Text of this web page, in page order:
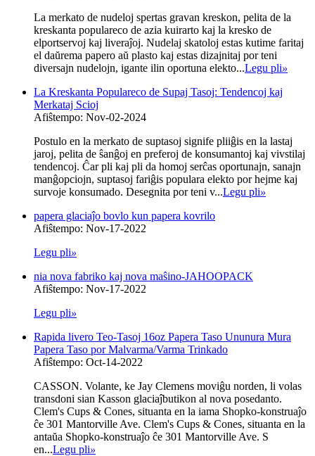
La merkato de nudeloj spertas gravan kreskon, pelita de la
kreskanta populareco de azia kuirarto kaj la kresko de
elportservoj kaj liveraĵoj. Nudelaj skatoloj estas kutime faritaj
el daŭrema papero aŭ plasto kaj estas dizajnitaj por teni
diversajn nudelojn, igante ilin oportuna elekto...Legu pli»
La Kreskanta Populareco de Supaj Tasoj: Tendencoj kaj
Merkataj Scioj
Afiŝtempo: Nov-02-2024
Postulo en la merkato de suptasoj signife pliiĝis en la lastaj
jaroj, pelita de ŝanĝoj en preferoj de konsumantoj kaj vivstilaj
tendencoj. Ĉar pli kaj pli da homoj serĉas oportunajn, sanajn
manĝopciojn, suptasoj fariĝis populara elekto por hejme kaj
survoje konsumado. Desegnita por teni v...Legu pli»
papera glaciaĵo bovlo kun papera kovrilo
Afiŝtempo: Nov-17-2022
Legu pli»
nia nova fabriko kaj nova maŝino-JAHOOPACK
Afiŝtempo: Nov-17-2022
Legu pli»
Rapida livero Teo-Tasoj 16oz Papera Taso Ununura Mura
Papera Taso por Malvarma/Varma Trinkado
Afiŝtempo: Oct-14-2022
CASSON. Volante, ke Jay Clemens moviĝu norden, li volas
transdoni sian Kasson glaciaĵbutikon al nova posedanto.
Clem's Cups & Cones, situanta en la iama Shopko-konstruaĵo
ĉe 301 Mantorville Ave. Clem's Cups & Cones, situanta en la
antaŭa Shopko-konstruaĵo ĉe 301 Mantorville Ave. S
en...Legu pli»